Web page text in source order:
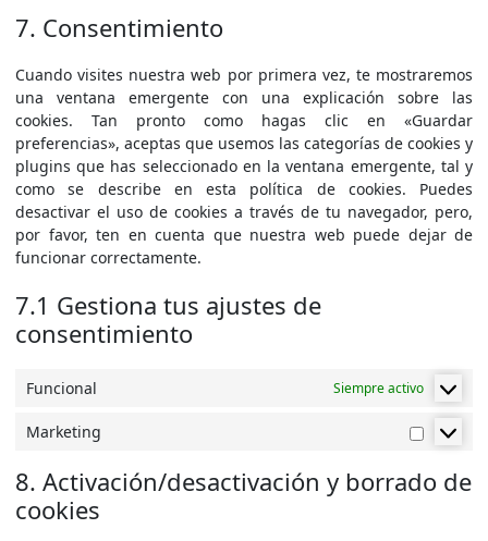
7. Consentimiento
Cuando visites nuestra web por primera vez, te mostraremos
una ventana emergente con una explicación sobre las
cookies. Tan pronto como hagas clic en «Guardar
preferencias», aceptas que usemos las categorías de cookies y
plugins que has seleccionado en la ventana emergente, tal y
como se describe en esta política de cookies. Puedes
desactivar el uso de cookies a través de tu navegador, pero,
por favor, ten en cuenta que nuestra web puede dejar de
funcionar correctamente.
7.1 Gestiona tus ajustes de
consentimiento
Funcional Siempre activo
Marketing
8. Activación/desactivación y borrado de
cookies